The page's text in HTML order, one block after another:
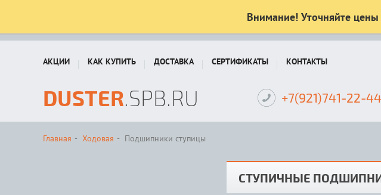
Внимание! Уточняйте
АКЦИИ КАК КУПИТЬ ДОСТАВКА СЕРТИФИКАТЫ КОНТАКТЫ
DUSTER.SPB.RU +7(921)741-22-44
Главная Ходовая Подшипники ступицы
СТУПИЧНЫЕ